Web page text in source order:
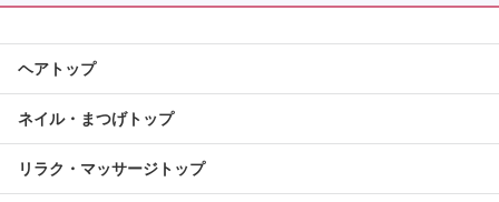
ヘアトップ
ネイル・まつげトップ
リラク・マッサージトップ